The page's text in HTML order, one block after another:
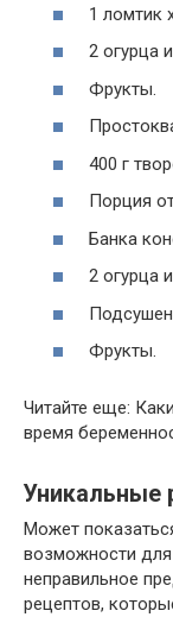
1 ломтик
2 огурца
Фрукты.
400 г
Порция
Банка
2 огурца
Фрукты.
Читайте еще:
время
Уникальные
Может
возможности для
неправильное
рецептов,